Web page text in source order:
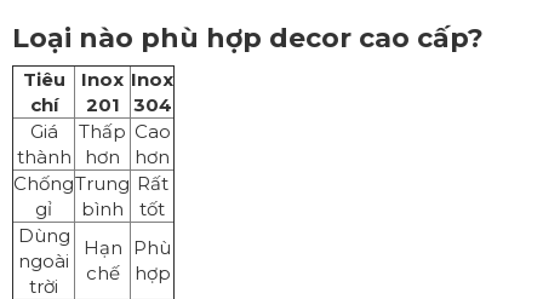
Loại nào phù hợp decor cao cấp?
Tiêu
chí
Inox
201
Inox
304
Giá
thành
Thấp
hơn
Cao
hơn
Chống
gỉ
Trung
bình
Rất
tốt
Dùng
ngoài
trời
Hạn
chế
Phù
hợp